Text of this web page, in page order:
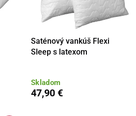
Saténový vankúš Flexi
Sleep s latexom
Skladom
47,90 €